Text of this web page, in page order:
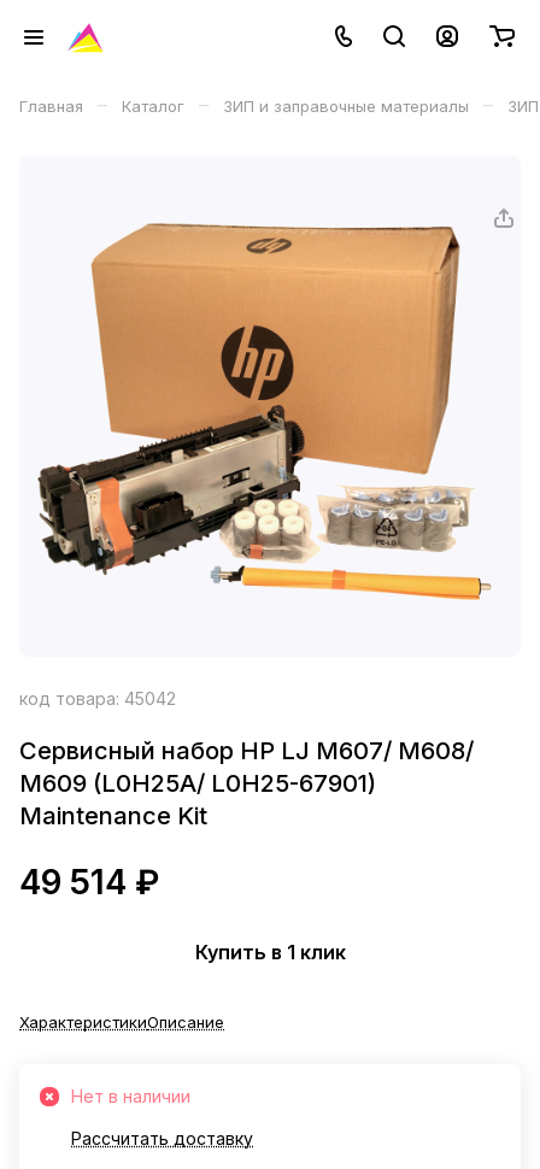
Главная – Каталог – ЗИП и заправочные материалы – ЗИП
код товара: 45042
Сервисный набор HP LJ M607/ M608/
M609 (L0H25A/ L0H25-67901)
Maintenance Kit
49 514 ₽
Купить в 1 клик
ХарактеристикиОписание
Нет в наличии
Рассчитать доставку